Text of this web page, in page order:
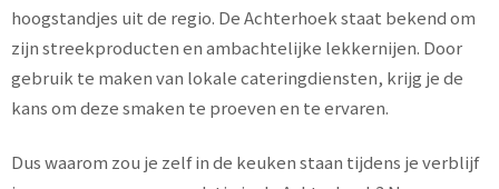
hoogstandjes uit de regio. De Achterhoek staat bekend om
zijn streekproducten en ambachtelijke lekkernijen. Door
gebruik te maken van lokale cateringdiensten, krijg je de
kans om deze smaken te proeven en te ervaren.
Dus waarom zou je zelf in de keuken staan tijdens je verblijf